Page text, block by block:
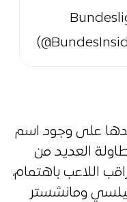
—
على وجود اسم
العديد من
اللاعب باهتمام،
ومانشستر